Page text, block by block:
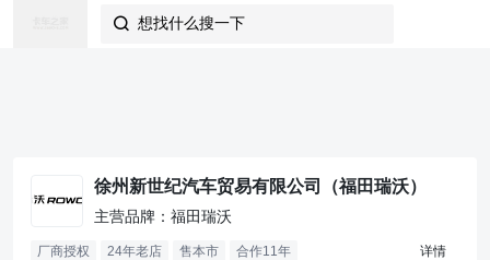
 想找什么搜一下
徐州新世纪汽车贸易有限公司（福田瑞沃）
主营品牌：福田瑞沃
厂商授权 24年老店 售本市 合作11年 详情